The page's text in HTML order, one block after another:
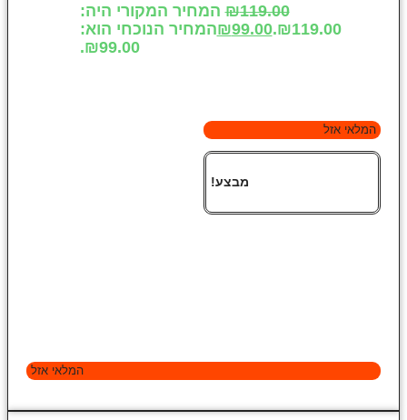
₪119.00
המחיר המקורי היה:
₪119.00.
₪99.00
המחיר הנוכחי הוא:
₪99.00.
המלאי אזל
מבצע!
המלאי אזל